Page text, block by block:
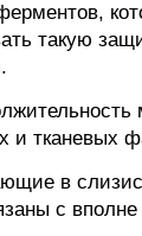
такую
и тканевых
в
с